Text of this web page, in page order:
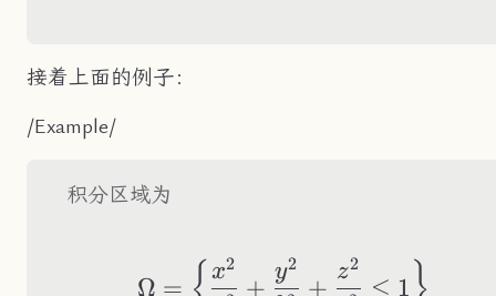
接着上面的例子：
/Example/
积分区域为
Ω =
x2
+
y2
+
z2
≤ 1